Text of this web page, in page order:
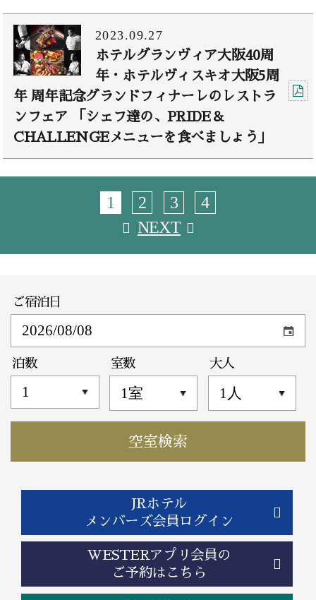
2023.09.27
ホテルグランヴィア大阪40周
年・ホテルヴィスキオ大阪5周
年 周年記念グランドフィナーレのレストラ
ンフェア 「シェフ達の、PRIDE＆
CHALLENGEメニューを食べましょう」
1 2 3
4
NEXT
ご宿泊日
泊数 室数 大人
JRホテル
メンバーズ会員ログイン
WESTERアプリ会員の
ご予約はこちら